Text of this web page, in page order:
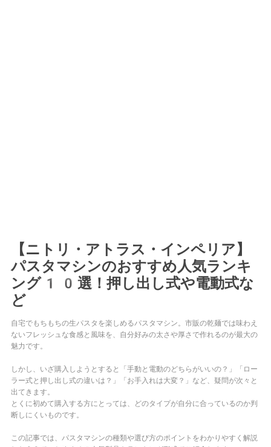
【ニトリ・アトラス・インペリア】
パスタマシンのおすすめ人気ランキ
ング10選！押し出し式や電動式な
ど
自宅でもちもちの生パスタを楽しめるパスタマシン。市販の乾麺では味わえ
ないフレッシュな食感と風味を、自分好みの太さや厚さで作れるのが最大の
魅力です。
しかし、いざ購入しようとすると「手動と電動のどちらがいいの？」「ロー
ラー式と押し出し式の違いは？」「お手入れは大変？」など、疑問が次々と
出てきます。
とくに初めて購入する方にとっては、どのタイプが自分に合っているのか判
断しにくいものです。
この記事では、パスタマシンの種類や選び方のポイントをわかりやすく解説